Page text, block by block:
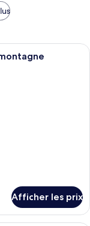
d’hôtel avec un
Afficher les prix